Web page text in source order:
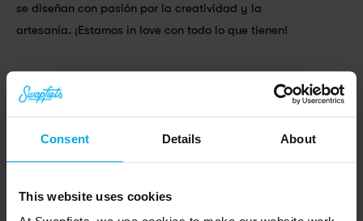
Consent Details About
This website uses cookies
se diseñan con pasión por la creatividad y la
artesanía. ¡Estamos in love con todo lo que tienen!
7. ¡Una suscripción de
Swapfiets!
No pensaste que dejaríamos esto fuera de la lista,
¿verdad? Este año, regala libertad (sin los